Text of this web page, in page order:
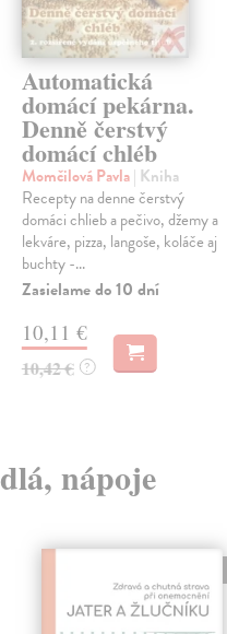
Automatická
domácí pekárna.
Denně čerstvý
domácí chléb
Momčilová Pavla| Kniha
Recepty na denne čerstvý
domáci chlieb a pečivo, džemy a
lekváre, pizza, langoše, koláče aj
buchty -...
Zasielame do 10 dní
10,11 €
10,42 € ?
nápoje